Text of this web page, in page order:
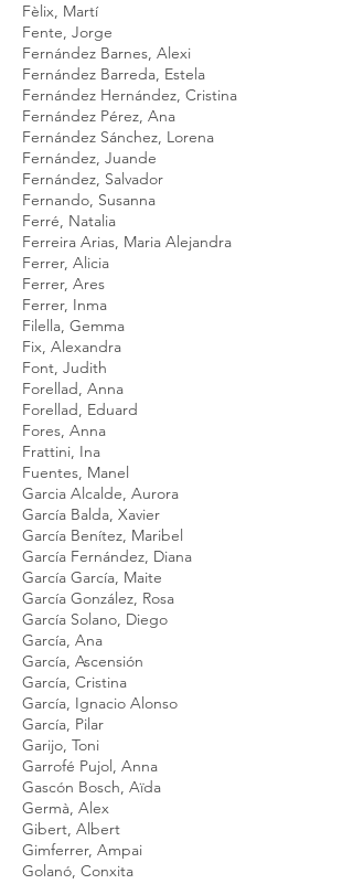
Fèlix, Martí
Fente, Jorge
Fernández Barnes, Alexi
Fernández Barreda, Estela
Fernández Hernández, Cristina
Fernández Pérez, Ana
Fernández Sánchez, Lorena
Fernández, Juande
Fernández, Salvador
Fernando, Susanna
Ferré, Natalia
Ferreira Arias, Maria Alejandra
Ferrer, Alicia
Ferrer, Ares
Ferrer, Inma
Filella, Gemma
Fix, Alexandra
Font, Judith
Forellad, Anna
Forellad, Eduard
Fores, Anna
Frattini, Ina
Fuentes, Manel
Garcia Alcalde, Aurora
García Balda, Xavier
García Benítez, Maribel
García Fernández, Diana
García García, Maite
García González, Rosa
García Solano, Diego
García, Ana
García, Ascensión
García, Cristina
García, Ignacio Alonso
García, Pilar
Garijo, Toni
Garrofé Pujol, Anna
Gascón Bosch, Aïda
Germà, Alex
Gibert, Albert
Gimferrer, Ampai
Golanó, Conxita